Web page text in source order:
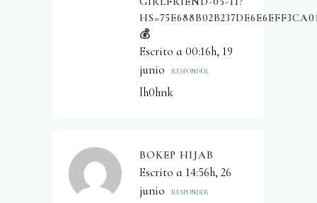
💰
Escrito a 00:16h, 19
junio
RESPONDER
lh0hnk
BOKEP HIJAB
Escrito a 14:56h, 26
junio
RESPONDER